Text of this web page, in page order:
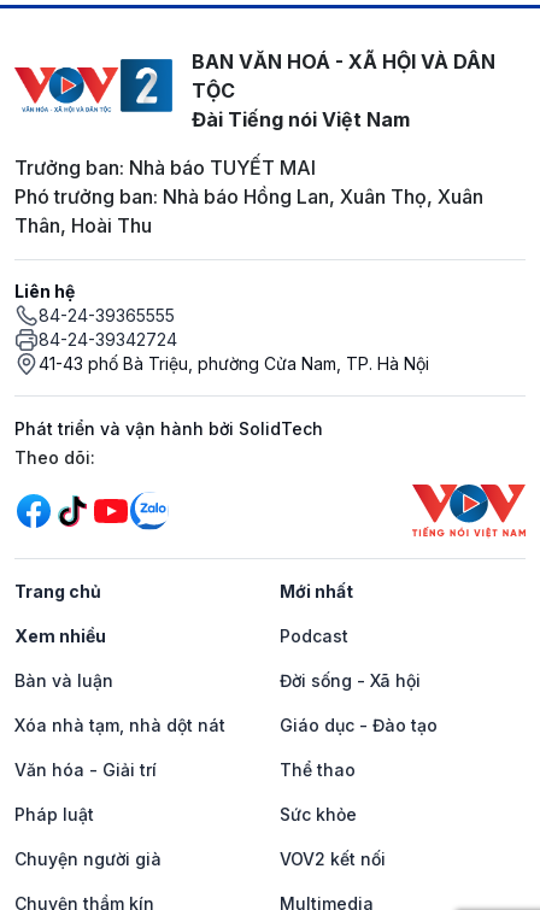
BAN VĂN HOÁ - XÃ HỘI VÀ DÂN
TỘC
Đài Tiếng nói Việt Nam
Trưởng ban: Nhà báo TUYẾT MAI
Phó trưởng ban: Nhà báo Hồng Lan, Xuân Thọ, Xuân
Thân, Hoài Thu
Liên hệ
84-24-39365555
84-24-39342724
41-43 phố Bà Triệu, phường Cửa Nam, TP. Hà Nội
Phát triển và vận hành bởi SolidTech
Mạng xã hội
Theo dõi:
Trang chủ Mới nhất
Xem nhiều Podcast
Bàn và luận Đời sống - Xã hội
Xóa nhà tạm, nhà dột nát Giáo dục - Đào tạo
Văn hóa - Giải trí Thể thao
Pháp luật Sức khỏe
Chuyện người già VOV2 kết nối
Chuyện thầm kín Multimedia